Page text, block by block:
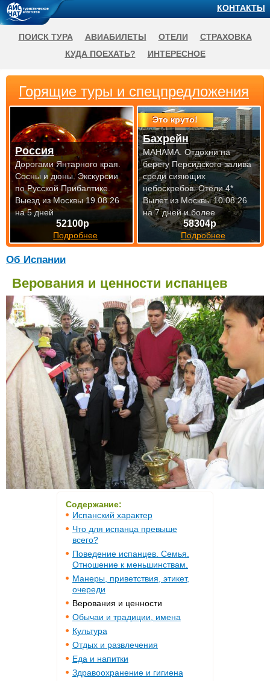
Об Испании
Верования и ценности испанцев
Содержание:
Испанский характер
Что для испанца превыше
всего?
Поведение испанцев. Семья.
Отношение к меньшинствам.
Манеры, приветствия, этикет,
очереди
Верования и ценности
Обычаи и традиции, имена
Культура
Отдых и развлечения
Еда и напитки
Здравоохранение и гигиена
Горящие туры и спецпредложения
52100р
Подробнее
Россия
Дорогами Янтарного края.
Сосны и дюны. Экскурсии
по Русской Прибалтике.
Выезд из Москвы 19.08.26
на 5 дней
Это круто!
58304р
Подробнее
Бахрейн
МАНАМА. Отдохни на
берегу Персидского залива
среди сияющих
небоскребов. Отели 4*
Вылет из Москвы 10.08.26
на 7 дней и более
КОНТАКТЫ
ПОИСК ТУРА АВИАБИЛЕТЫ ОТЕЛИ
СТРАХОВКА
КУДА ПОЕХАТЬ?
ИНТЕРЕСНОЕ